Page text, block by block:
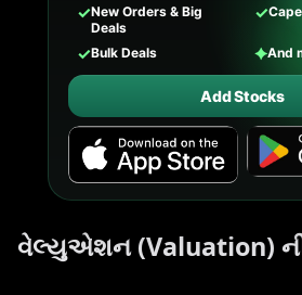
✓New Orders & Big
Deals
✓
✓Bulk Deals ✦And
Add Stocks
વેલ્યુએશન (Valuation)